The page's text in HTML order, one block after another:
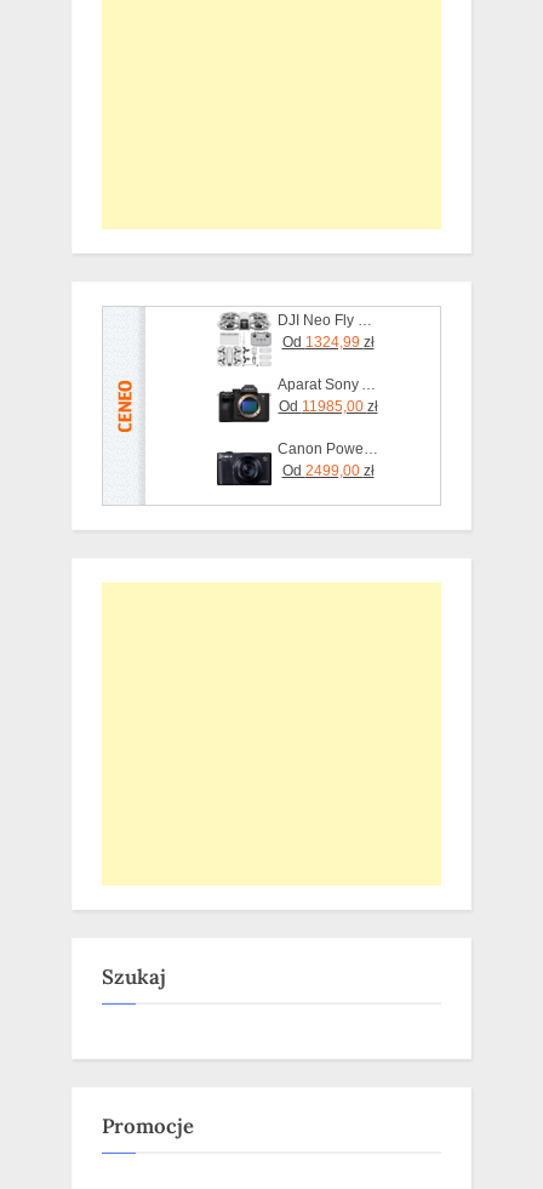
DJI Neo Fly More Combo
Od 1324,99 zł
Aparat Sony A7 V body - ILCE7M5B
Od 11985,00 zł
Canon PowerShot SX740 HS Lite Edition Czarny
Od 2499,00 zł
Szukaj
Promocje